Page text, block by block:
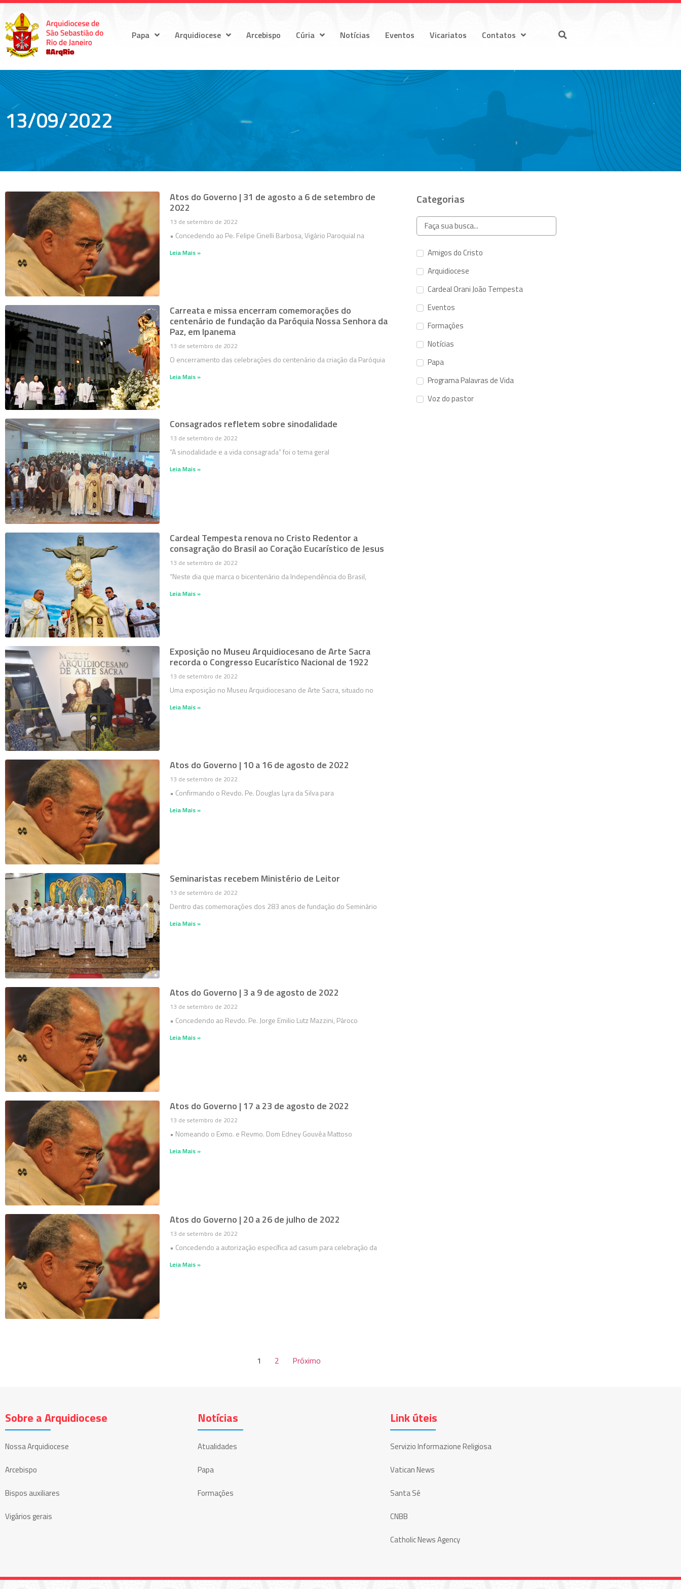
Papa Arquidiocese Arcebispo Cúria Notícias Eventos Vicariatos Contatos
13/09/2022
Atos do Governo | 31 de agosto a 6 de setembro de
2022
13 de setembro de 2022
• Concedendo ao Pe. Felipe Cinelli Barbosa, Vigário Paroquial na
Leia Mais »
Carreata e missa encerram comemorações do
centenário de fundação da Paróquia Nossa Senhora da
Paz, em Ipanema
13 de setembro de 2022
O encerramento das celebrações do centenário da criação da Paróquia
Leia Mais »
Consagrados refletem sobre sinodalidade
13 de setembro de 2022
“A sinodalidade e a vida consagrada” foi o tema geral
Leia Mais »
Cardeal Tempesta renova no Cristo Redentor a
consagração do Brasil ao Coração Eucarístico de Jesus
13 de setembro de 2022
“Neste dia que marca o bicentenário da Independência do Brasil,
Leia Mais »
Exposição no Museu Arquidiocesano de Arte Sacra
recorda o Congresso Eucarístico Nacional de 1922
13 de setembro de 2022
Uma exposição no Museu Arquidiocesano de Arte Sacra, situado no
Leia Mais »
Atos do Governo | 10 a 16 de agosto de 2022
13 de setembro de 2022
• Confirmando o Revdo. Pe. Douglas Lyra da Silva para
Leia Mais »
Seminaristas recebem Ministério de Leitor
13 de setembro de 2022
Dentro das comemorações dos 283 anos de fundação do Seminário
Leia Mais »
Atos do Governo | 3 a 9 de agosto de 2022
13 de setembro de 2022
• Concedendo ao Revdo. Pe. Jorge Emilio Lutz Mazzini, Pároco
Leia Mais »
Atos do Governo | 17 a 23 de agosto de 2022
13 de setembro de 2022
• Nomeando o Exmo. e Revmo. Dom Edney Gouvêa Mattoso
Leia Mais »
Atos do Governo | 20 a 26 de julho de 2022
13 de setembro de 2022
• Concedendo a autorização específica ad casum para celebração da
Leia Mais »
Categorias
Amigos do Cristo
Arquidiocese
Cardeal Orani João Tempesta
Eventos
Formações
Notícias
Papa
Programa Palavras de Vida
Voz do pastor
1 2 Próximo
Sobre a Arquidiocese
Nossa Arquidiocese
Arcebispo
Bispos auxiliares
Vigários gerais
Notícias
Atualidades
Papa
Formações
Link úteis
Servizio Informazione Religiosa
Vatican News
Santa Sé
CNBB
Catholic News Agency